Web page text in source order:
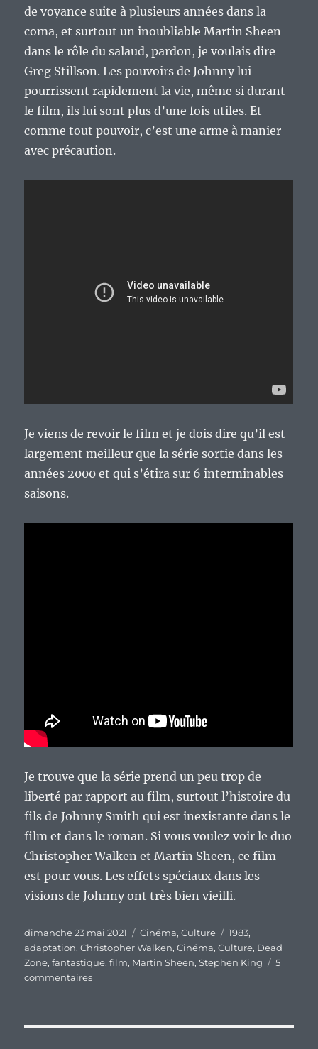
de voyance suite à plusieurs années dans la
coma, et surtout un inoubliable Martin Sheen
dans le rôle du salaud, pardon, je voulais dire
Greg Stillson. Les pouvoirs de Johnny lui
pourrissent rapidement la vie, même si durant
le film, ils lui sont plus d’une fois utiles. Et
comme tout pouvoir, c’est une arme à manier
avec précaution.
Je viens de revoir le film et je dois dire qu’il est
largement meilleur que la série sortie dans les
années 2000 et qui s’étira sur 6 interminables
saisons.
Je trouve que la série prend un peu trop de
liberté par rapport au film, surtout l’histoire du
fils de Johnny Smith qui est inexistante dans le
film et dans le roman. Si vous voulez voir le duo
Christopher Walken et Martin Sheen, ce film
est pour vous. Les effets spéciaux dans les
visions de Johnny ont très bien vieilli.
Publié
le
dimanche 23 mai 2021 Catégories
Cinéma,Culture Étiquettes
1983,
adaptation,Christopher Walken,Cinéma,Culture, Dead
Zone,fantastique,film, Martin Sheen,Stephen King
5
commentairessur